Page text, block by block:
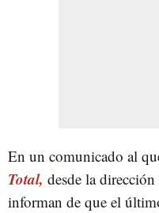
En un comunicado al
Total, desde la dirección
informan de que el